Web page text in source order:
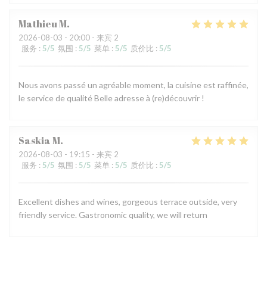
MathieuM
2026-08-03 - 20:00 - 来宾 2
服务 : 5/5 氛围 : 5/5 菜单 : 5/5 质价比 : 5/5
Nous avons passé un agréable moment, la cuisine est raffinée,
le service de qualité Belle adresse à (re)découvrir !
SaskiaM
2026-08-03 - 19:15 - 来宾 2
服务 : 5/5 氛围 : 5/5 菜单 : 5/5 质价比 : 5/5
Excellent dishes and wines, gorgeous terrace outside, very
friendly service. Gastronomic quality, we will return